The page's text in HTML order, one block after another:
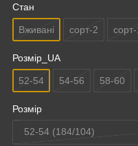
Стан
Вживані сорт-2 сорт-
Розмір_UA
52-54 54-56 58-60
Розмір
52-54 (184/104)